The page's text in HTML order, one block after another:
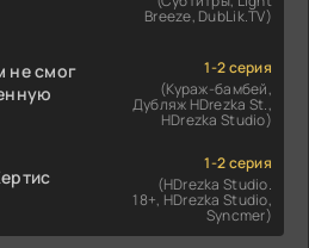
Breeze, DubLik.TV)
не смог
1-2 серия
(Кураж-бамбей,
Дубляж HDrezka St.,
HDrezka Studio)
1-2 серия
(HDrezka Studio.
18+, HDrezka Studio,
Syncmer)